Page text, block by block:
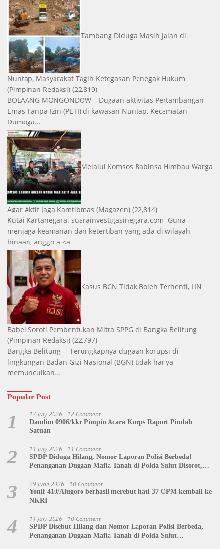
Tambang Diduga Masih Jalan di
Nuntap, Masyarakat Tagih Ketegasan Penegak Hukum
(Pimpinan Redaksi) (22,819)
BOLAANG MONGONDOW – Dugaan aktivitas Pertambangan
Emas Tanpa Izin (PETI) di kawasan Nuntap, Kecamatan
Dumoga...
Melalui Komsos Babinsa Himbau Warga
Agar Aktif Jaga Kamtibmas (Magazen) (22,814)
Kutai Kartanegara. suarainvestigasinegara.com- Guna
menjaga keamanan dan ketertiban yang ada di wilayah
binaan, anggota <a...
Kasus BGN Tidak Boleh Terhenti, LIN
Babel Soroti Pembentukan Mitra SPPG di Bangka Belitung
(Pimpinan Redaksi) (22,797)
Bangka Belitung -- Terungkapnya dugaan korupsi di
lingkungan Badan Gizi Nasional (BGN) tidak hanya
memunculkan...
Popular Post
1 17 July 2026 12 Comment
Dandim 0906/kkr Pimpin Acara Korps Raport Pindah
Satuan
2 11 July 2026 11 Comment
SPDP Diduga Hilang, Nomor Laporan Polisi Berbeda!
Penanganan Dugaan Mafia Tanah di Polda Sulut Disorot,
3 29 June 2026 10 Comment
Yonif 410/Alugoro berhasil merebut hati 37 OPM kembali ke
NKRI
4 11 July 2026 10 Comment
SPDP Disebut Hilang dan Nomor Laporan Polisi Berbeda,
Penanganan Dugaan Mafia Tanah di Polda Sulut